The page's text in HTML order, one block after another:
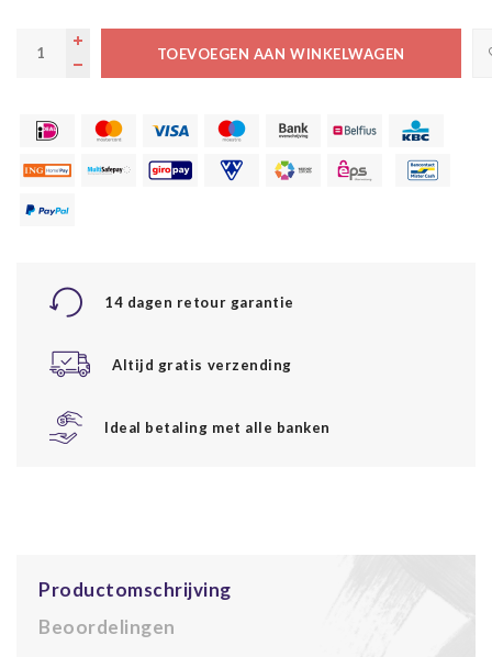
TOEVOEGEN AAN WINKELWAGEN
14 dagen retour garantie
Altijd gratis verzending
Ideal betaling met alle banken
Productomschrijving
Beoordelingen